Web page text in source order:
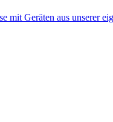
mit Geräten aus unserer